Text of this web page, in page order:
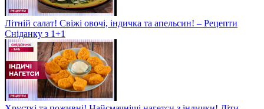
Літній салат! Свіжі овочі, індичка та апельсин! – Рецепти
Сніданку з 1+1